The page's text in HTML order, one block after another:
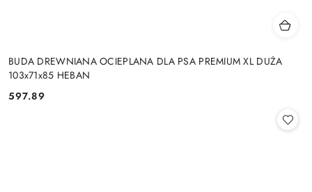
BUDA DREWNIANA OCIEPLANA DLA PSA PREMIUM XL DUŻA
103x71x85 HEBAN
Cena:
597.89